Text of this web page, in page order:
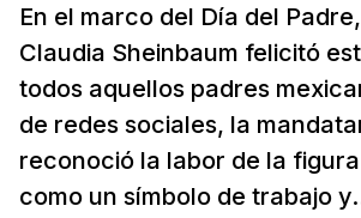
En el marco del Día del
Claudia Sheinbaum felicitó
todos aquellos padres
de redes sociales, la
reconoció la labor de la
como un símbolo de trabajo